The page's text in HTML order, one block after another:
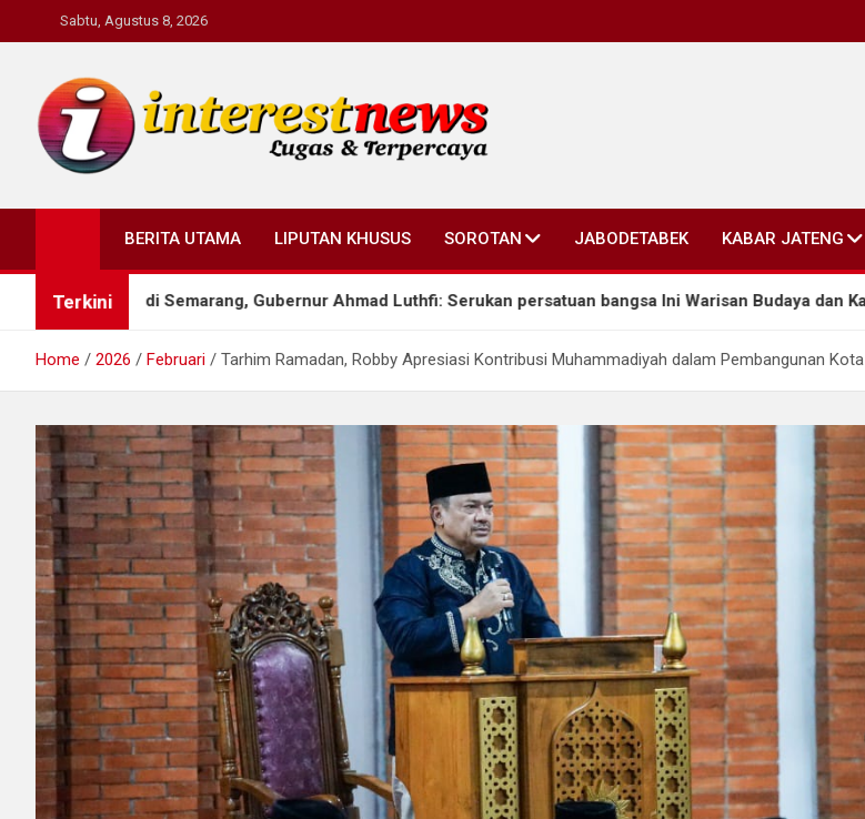
to
Sabtu, Agustus 8, 2026
Interestnews.or.id
BERITA UTAMA LIPUTAN KHUSUS SOROTAN JABODETABEK KABAR JATENG
Terkini
di Semarang, Gubernur Ahmad Luthfi: Serukan persatuan bangsa Ini Warisan Budaya dan Karakter
Home 2026 Februari Tarhim Ramadan, Robby Apresiasi Kontribusi Muhammadiyah dalam Pembangunan Kota